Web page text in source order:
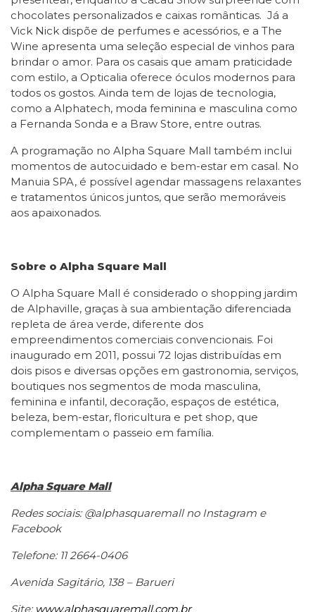
chocolates personalizados e caixas românticas. Já a
Vick Nick dispõe de perfumes e acessórios, e a The
Wine apresenta uma seleção especial de vinhos para
brindar o amor. Para os casais que amam praticidade
com estilo, a Opticalia oferece óculos modernos para
todos os gostos. Ainda tem de lojas de tecnologia,
como a Alphatech, moda feminina e masculina como
a Fernanda Sonda e a Braw Store, entre outras.
A programação no Alpha Square Mall também inclui
momentos de autocuidado e bem-estar em casal. No
Manuia SPA, é possível agendar massagens relaxantes
e tratamentos únicos juntos, que serão memoráveis
aos apaixonados.
Sobre o Alpha Square Mall
O Alpha Square Mall é considerado o shopping jardim
de Alphaville, graças à sua ambientação diferenciada
repleta de área verde, diferente dos
empreendimentos comerciais convencionais. Foi
inaugurado em 2011, possui 72 lojas distribuídas em
dois pisos e diversas opções em gastronomia, serviços,
boutiques nos segmentos de moda masculina,
feminina e infantil, decoração, espaços de estética,
beleza, bem-estar, floricultura e pet shop, que
complementam o passeio em família.
Alpha Square Mall
Redes sociais: @alphasquaremall no Instagram e
Facebook
Telefone: 11 2664-0406
Avenida Sagitário, 138 – Barueri
Site: www.alphasquaremall.com.br